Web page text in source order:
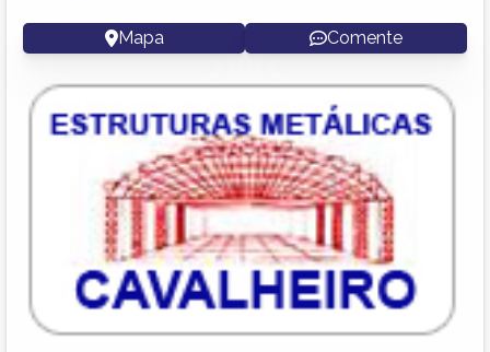
Mapa Comente